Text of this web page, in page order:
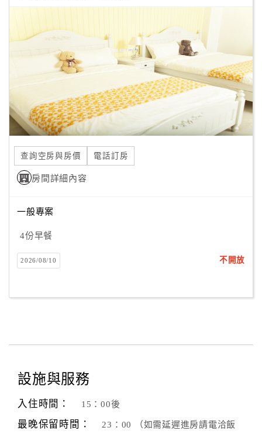
Line
上
服
紅
利
查
訂
房
Q&A
請
款
查詢空房與房價 電話訂房
房間詳細內容
一般專案
4份早餐
2026/08/10 不開放
設施與服務
入住時間： 15：00後
最晚保留時間：
23：00 （如需延遲進房請電洽飯